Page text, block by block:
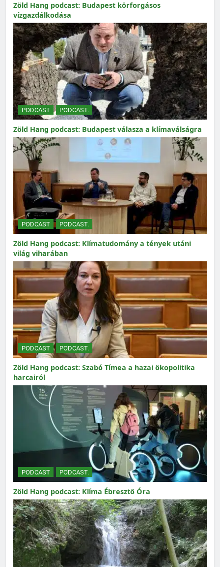
Zöld Hang podcast: Budapest körforgásos
vízgazdálkodása
PODCAST PODCAST.
Zöld Hang podcast: Budapest válasza a klímaválságra
PODCAST PODCAST.
Zöld Hang podcast: Klímatudomány a tények utáni
világ viharában
PODCAST PODCAST.
Zöld Hang podcast: Szabó Tímea a hazai ökopolitika
harcairól
PODCAST PODCAST.
Zöld Hang podcast: Klíma Ébresztő Óra